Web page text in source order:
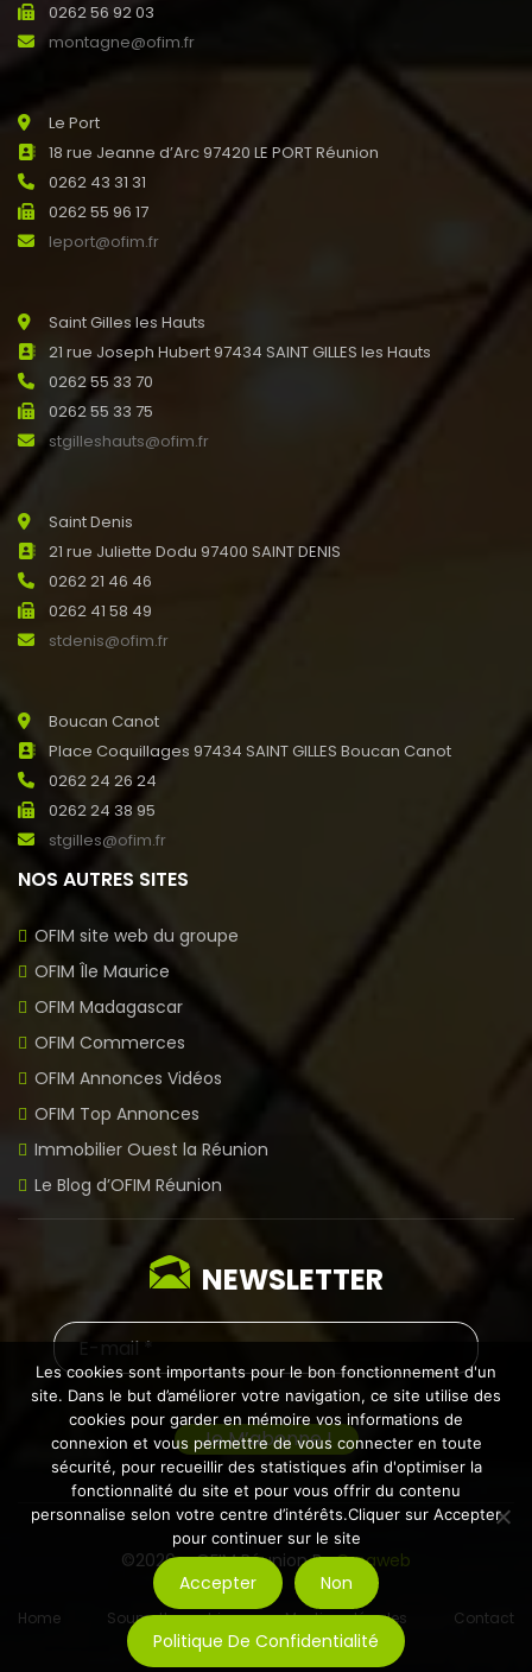
0262 56 92 03
montagne@ofim.fr
Le Port
18 rue Jeanne d’Arc 97420 LE PORT Réunion
0262 43 31 31
0262 55 96 17
leport@ofim.fr
Saint Gilles les Hauts
21 rue Joseph Hubert 97434 SAINT GILLES les Hauts
0262 55 33 70
0262 55 33 75
stgilleshauts@ofim.fr
Saint Denis
21 rue Juliette Dodu 97400 SAINT DENIS
0262 21 46 46
0262 41 58 49
stdenis@ofim.fr
Boucan Canot
Place Coquillages 97434 SAINT GILLES Boucan Canot
0262 24 26 24
0262 24 38 95
stgilles@ofim.fr
NOS AUTRES SITES
OFIM site web du groupe
OFIM Île Maurice
OFIM Madagascar
OFIM Commerces
OFIM Annonces Vidéos
OFIM Top Annonces
Immobilier Ouest la Réunion
Le Blog d’OFIM Réunion
NEWSLETTER
©2026 – OFIM Réunion ByCreaweb
Home Soumettre un bien Mentions légales Contact
Les cookies sont importants pour le bon fonctionnement d'un
site. Dans le but d’améliorer votre navigation, ce site utilise des
cookies pour garder en mémoire vos informations de
connexion et vous permettre de vous connecter en toute
sécurité, pour recueillir des statistiques afin d'optimiser la
fonctionnalité du site et pour vous offrir du contenu
personnalise selon votre centre d’intérêts.Cliquer sur Accepter
pour continuer sur le site
Accepter Non
Politique De Confidentialité